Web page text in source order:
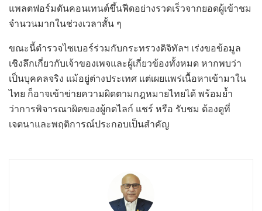
แพลตฟอร์มดันคอนเทนต์ขึ้นฟีดอย่างรวดเร็วจากยอดผู้เข้าชม
จำนวนมากในช่วงเวลาสั้น ๆ
ขณะนี้ตำรวจไซเบอร์ร่วมกับกระทรวงดิจิทัลฯ เร่งขอข้อมูล
เชิงลึกเกี่ยวกับเจ้าของเพจและผู้เกี่ยวข้องทั้งหมด หากพบว่า
เป็นบุคคลจริง แม้อยู่ต่างประเทศ แต่เผยแพร่เนื้อหาเข้ามาใน
ไทย ก็อาจเข้าข่ายความผิดตามกฎหมายไทยได้ พร้อมย้ำ
ว่าการพิจารณาผิดของผู้กดไลก์ แชร์ หรือ รับชม ต้องดูที่
เจตนาและพฤติการณ์ประกอบเป็นสำคัญ